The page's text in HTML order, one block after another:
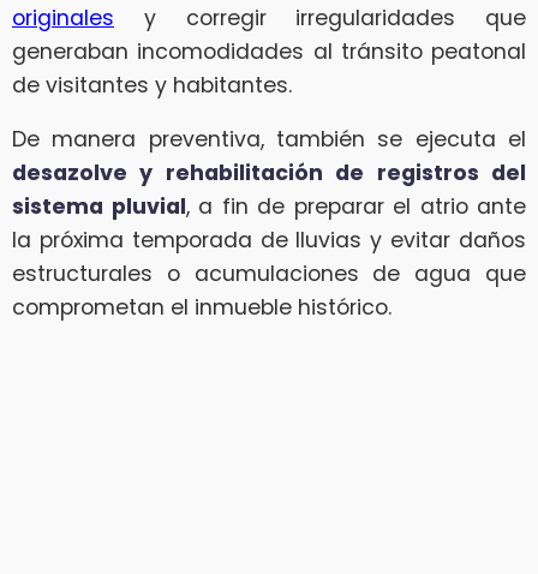
originales y corregir irregularidades que
generaban incomodidades al tránsito peatonal
de visitantes y habitantes.
De manera preventiva, también se ejecuta el
desazolve y rehabilitación de registros del
sistema pluvial, a fin de preparar el atrio ante
la próxima temporada de lluvias y evitar daños
estructurales o acumulaciones de agua que
comprometan el inmueble histórico.